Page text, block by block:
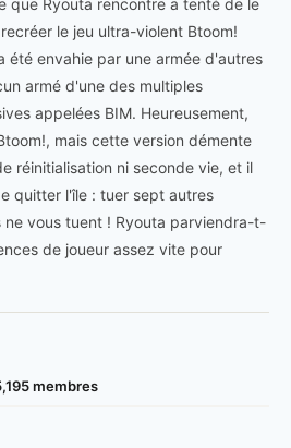
le jeu ultra-violent Btoom!
été envahie par une armée d'autres
armé d'une des multiples
appelées BIM. Heureusement,
mais cette version démente
réinitialisation ni seconde vie, et il
quitter l'île : tuer sept autres
ne vous tuent ! Ryouta parviendra-t-
de joueur assez vite pour
membres